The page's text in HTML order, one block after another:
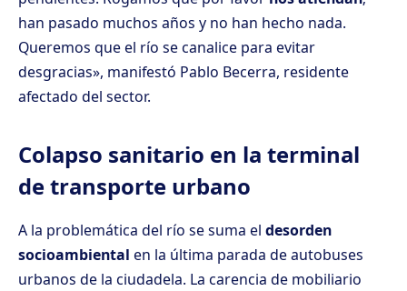
han pasado muchos años y no han hecho nada.
Queremos que el río se canalice para evitar
desgracias», manifestó Pablo Becerra, residente
afectado del sector.
Colapso sanitario en la terminal
de transporte urbano
A la problemática del río se suma el desorden
socioambiental en la última parada de autobuses
urbanos de la ciudadela. La carencia de mobiliario